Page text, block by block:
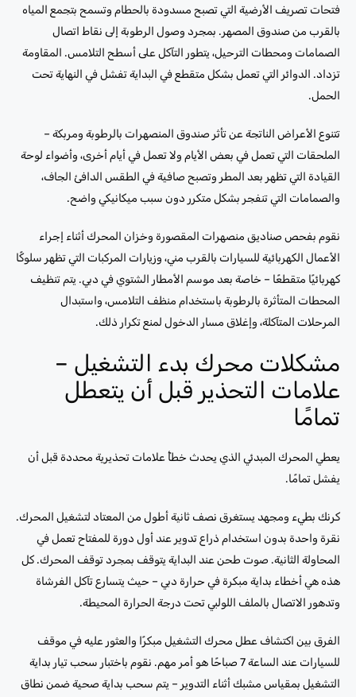
فتحات تصريف الأرضية التي تصبح مسدودة بالحطام وتسمح بتجمع المياه
بالقرب من صندوق المصهر. بمجرد وصول الرطوبة إلى نقاط اتصال
الصمامات ومحطات الترحيل، يتطور التآكل على أسطح التلامس. المقاومة
تزداد. الدوائر التي تعمل بشكل متقطع في البداية تفشل في النهاية تحت
الحمل.
تتنوع الأعراض الناتجة عن تأثر صندوق المنصهرات بالرطوبة ومربكة –
الملحقات التي تعمل في بعض الأيام ولا تعمل في أيام أخرى، وأضواء لوحة
القيادة التي تظهر بعد المطر وتصبح صافية في الطقس الدافئ الجاف،
والصمامات التي تنفجر بشكل متكرر دون سبب ميكانيكي واضح.
نقوم بفحص صناديق منصهرات المقصورة وخزان المحرك أثناء إجراء
الأعمال الكهربائية للسيارات بالقرب مني، وزيارات المركبات التي تظهر سلوكًا
كهربائيًا متقطعًا – خاصة بعد موسم الأمطار الشتوي في دبي. يتم تنظيف
المحطات المتأثرة بالرطوبة باستخدام منظف التلامس، واستبدال
المرحلات المتآكلة، وإغلاق مسار الدخول لمنع تكرار ذلك.
مشكلات محرك بدء التشغيل –
علامات التحذير قبل أن يتعطل
تمامًا
يعطي المحرك المبدئي الذي يحدث خطأً علامات تحذيرية محددة قبل أن
يفشل تمامًا.
كرنك بطيء ومجهد يستغرق نصف ثانية أطول من المعتاد لتشغيل المحرك.
نقرة واحدة بدون استخدام ذراع تدوير عند أول دورة للمفتاح تعمل في
المحاولة الثانية. صوت طحن عند البداية يتوقف بمجرد توقف المحرك. كل
هذه هي أخطاء بداية مبكرة في حرارة دبي – حيث يتسارع تآكل الفرشاة
وتدهور الاتصال بالملف اللولبي تحت درجة الحرارة المحيطة.
الفرق بين اكتشاف عطل محرك التشغيل مبكرًا والعثور عليه في موقف
للسيارات عند الساعة 7 صباحًا هو أمر مهم. نقوم باختبار سحب تيار بداية
التشغيل بمقياس مشبك أثناء التدوير – يتم سحب بداية صحية ضمن نطاق